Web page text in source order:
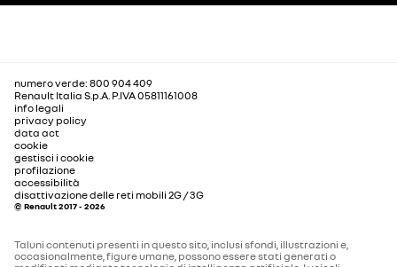
numero verde: 800 904 409
Renault Italia S.p.A. P.IVA 05811161008
info legali
privacy policy
data act
cookie
gestisci i cookie
profilazione
accessibilità
disattivazione delle reti mobili 2G / 3G
© Renault 2017 - 2026
Taluni contenuti presenti in questo sito, inclusi sfondi, illustrazioni e,
occasionalmente, figure umane, possono essere stati generati o